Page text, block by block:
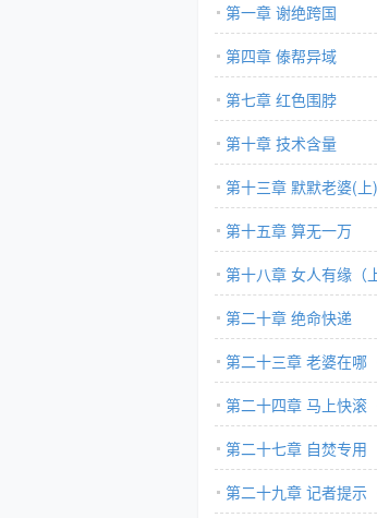
第一章 谢绝跨国
第四章 傣帮异域
第七章 红色围脖
第十章 技术含量
第十三章 默默老婆(上)
第十五章 算无一万
第十八章 女人有缘（
第二十章 绝命快递
第二十三章 老婆在哪
第二十四章 马上快滚
第二十七章 自焚专用
第二十九章 记者提示